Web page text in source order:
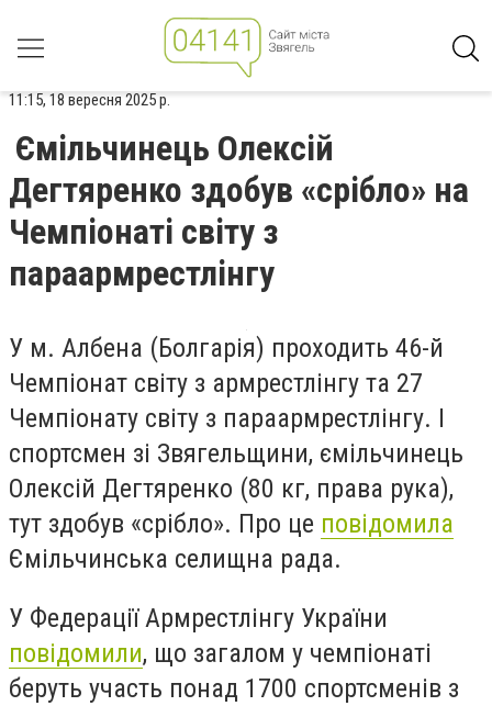
11:15, 18 вересня 2025 р.
Ємільчинець Олексій
Дегтяренко здобув «срібло» на
Чемпіонаті світу з
параармрестлінгу
У м. Албена (Болгарія) проходить 46-й
Чемпіонат світу з армрестлінгу та 27
Чемпіонату світу з параармрестлінгу. І
спортсмен зі Звягельщини, ємільчинець
Олексій Дегтяренко (80 кг, права рука),
тут здобув «срібло». Про це повідомила
Ємільчинська селищна рада.
У Федерації Армрестлінгу України
повідомили, що загалом у чемпіонаті
беруть участь понад 1700 спортсменів з